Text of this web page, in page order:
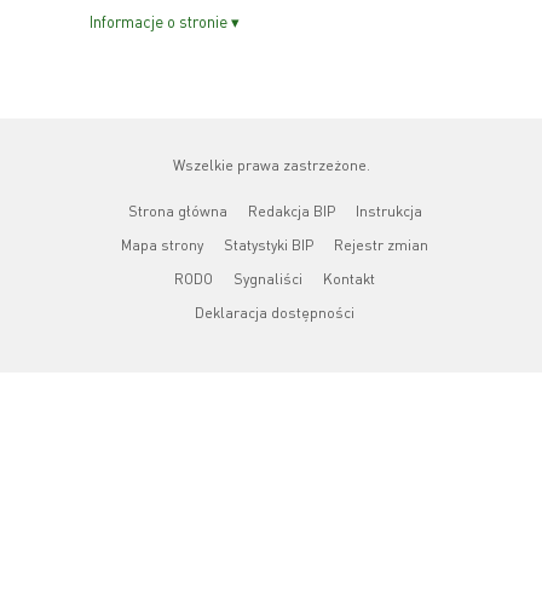
Informacje o stronie ▾
Wszelkie prawa zastrzeżone.
Strona główna Redakcja BIP
Instrukcja
Mapa strony
Statystyki BIP
Rejestr zmian
RODO
Sygnaliści
Kontakt
Deklaracja dostępności